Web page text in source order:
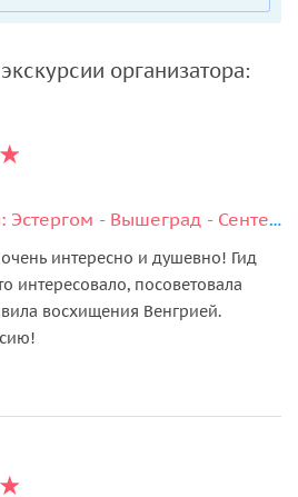
организатора:
Дунайская рапсодия: Эстергом - Вышеград - Сентендре
интересно и душевно! Гид
интересовало, посоветовала
восхищения Венгрией.